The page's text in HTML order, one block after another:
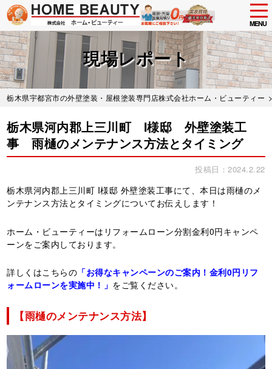
Skip
to
main
content
MENU
現場レポート
栃木県宇都宮市の外壁塗装・屋根塗装専門店株式会社ホーム・ビューティー
栃木県河内郡上三川町 I様邸 外壁塗装工
事 雨樋のメンテナンス方法とタイミング
投稿日：2024.2.22
栃木県河内郡上三川町 I様邸 外壁塗装工事にて、本日は雨樋のメ
ンテナンス方法とタイミングについてお伝えします！
ホーム・ビューティーはリフォームローン分割金利0円キャンペ
ーンをご案内しております。
詳しくはこちらの 「お得なキャンペーンのご案内！金利0円リフ
ォームローンを実施中！」 をご覧ください。
【雨樋のメンテナンス方法】